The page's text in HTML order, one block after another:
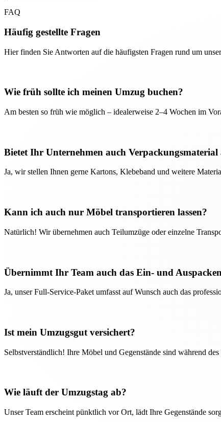
FAQ
Häufig gestellte Fragen
Hier finden Sie Antworten auf die häufigsten Fragen rund um
Wie früh sollte ich meinen Umzug buchen?
Am besten so früh wie möglich – idealerweise 2–4 Wochen im
Bietet Ihr Unternehmen auch Verpackungsmaterial
Ja, wir stellen Ihnen gerne Kartons, Klebeband und weitere
Kann ich auch nur Möbel transportieren lassen?
Natürlich! Wir übernehmen auch Teilumzüge oder einzelne
Übernimmt Ihr Team auch das Ein- und
Ja, unser Full-Service-Paket umfasst auf Wunsch auch das
Ist mein Umzugsgut versichert?
Selbstverständlich! Ihre Möbel und Gegenstände sind während
Wie läuft der Umzugstag ab?
Unser Team erscheint pünktlich vor Ort, lädt Ihre Gegenstände